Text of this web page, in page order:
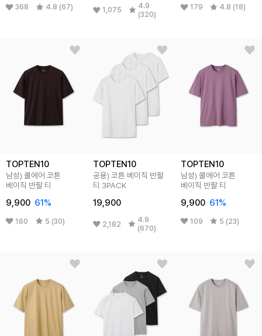
368 4.8 (67) 1,075
4.9
(320)
179 4.8 (18)
TOPTEN10
남성) 쿨에어 코튼
베이직 반팔 티
9,900 61%
160 5 (30)
TOPTEN10
공용) 코튼 베이직 반팔
티 3PACK
19,900
2,182
4.9
(670)
TOPTEN10
남성) 쿨에어 코튼
베이직 반팔 티
9,900 61%
109 5 (23)